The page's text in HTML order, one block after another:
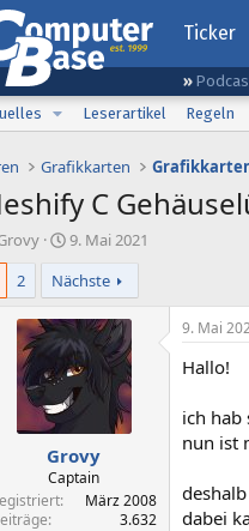
Ticker
Leserartikel Regeln
Grafikkarten
C
E
r
s
t
e
l
l
t
a
m
9. Mai 2021
2 Nächste
Grovy
Captain
März 2008
3.632
9. Mai
Hallo!
ich hab
nun ist
dabei